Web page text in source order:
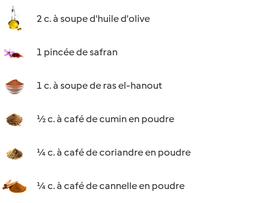
2 c. à soupe d'huile d'olive
1 pincée de safran
1 c. à soupe de ras el-hanout
½ c. à café de cumin en poudre
¼ c. à café de coriandre en poudre
¼ c. à café de cannelle en poudre